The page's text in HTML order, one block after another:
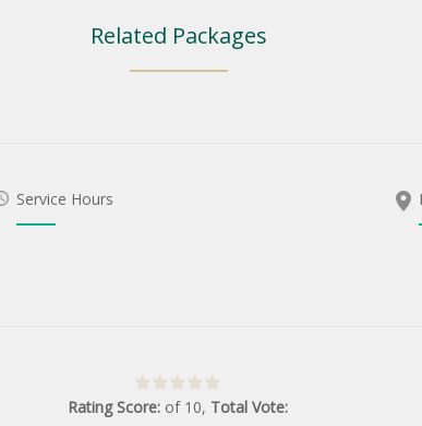
Related Packages
Service Hours
Rating Score: of 10, Total Vote: